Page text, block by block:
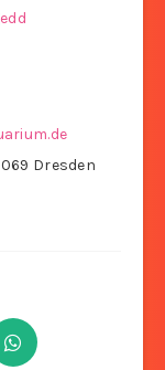
Dresden